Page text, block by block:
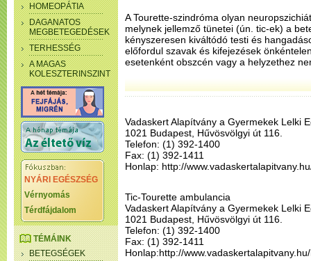
HOMEOPÁTIA
DAGANATOS
MEGBETEGEDÉSEK
TERHESSÉG
A MAGAS
KOLESZTERINSZINT
NYÁRI EGÉSZSÉG
Vérnyomás
Térdfájdalom
TÉMÁINK
BETEGSÉGEK
A Tourette-szindróma olyan
melynek jellemző tünetei (ún. tic-ek) a
kényszeresen kiváltódó testi és
előfordul szavak és kifejezések
esetenként obszcén vagy a helyzethez
Vadaskert Alapítvány a Gyermekek Lelki
1021 Budapest, Hűvösvölgyi út 116.
Telefon: (1) 392-1400
Fax: (1) 392-1411
Honlap: http://
Tic-Tourette ambulancia
Vadaskert Alapítvány a Gyermekek Lelki
1021 Budapest, Hűvösvölgyi út 116.
Telefon: (1) 392-1400
Fax: (1) 392-1411
Honlap:http://